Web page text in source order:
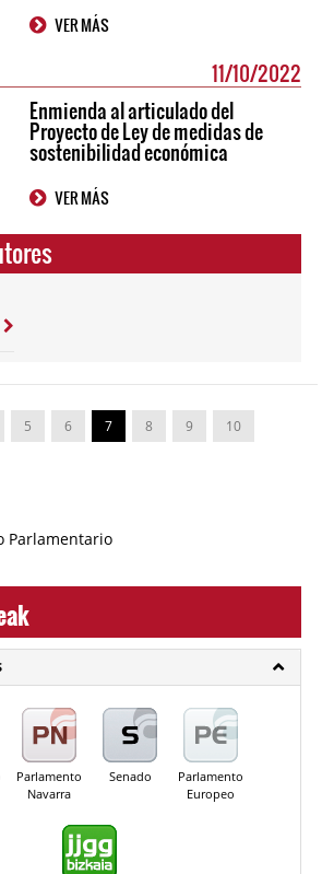
VER MÁS
11/10/2022
Enmienda al articulado del
Proyecto de Ley de medidas de
sostenibilidad económica
VER MÁS
5 6 7 8 9 10
Parlamento
Navarra
Senado
Parlamento
Europeo